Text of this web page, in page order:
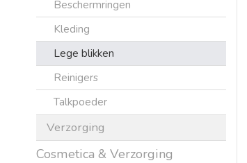
Beschermringen
Kleding
Lege blikken
Reinigers
Talkpoeder
Verzorging
Cosmetica & Verzorging